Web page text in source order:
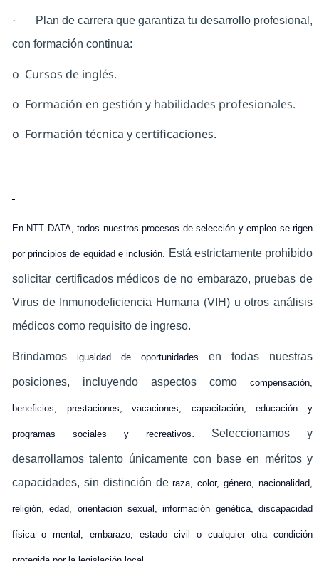
·
Plan de carrera que garantiza tu desarrollo profesional,
con formación continua:
o Cursos de inglés.
o Formación en gestión y habilidades profesionales.
o Formación técnica y certificaciones.
En NTT DATA, todos nuestros procesos de selección y empleo se rigen
por principios de equidad e inclusión. Está estrictamente prohibido
solicitar certificados médicos de no embarazo, pruebas de
Virus de Inmunodeficiencia Humana (VIH) u otros análisis
médicos como requisito de ingreso.
Brindamos igualdad de oportunidades en todas nuestras
posiciones, incluyendo aspectos comocompensación,
beneficios, prestaciones, vacaciones, capacitación, educación y
programas sociales y recreativos. Seleccionamos y
desarrollamos talento únicamente con base en méritos y
capacidades, sin distinción deraza, color, género, nacionalidad,
religión, edad, orientación sexual, información genética, discapacidad
física o mental, embarazo, estado civil o cualquier otra condición